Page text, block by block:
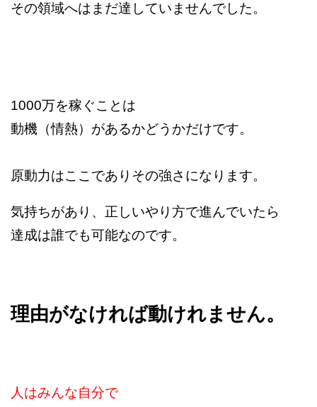
その領域へはまだ達していませんでした。
1000万を稼ぐことは
動機（情熱）があるかどうかだけです。
原動力はここでありその強さになります。
気持ちがあり、正しいやり方で進んでいたら
達成は誰でも可能なのです。
理由がなければ動けれません。
人はみんな自分で